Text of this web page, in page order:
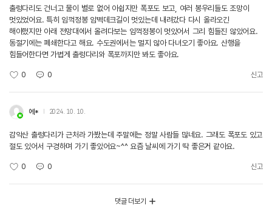
출렁다리도 건너고 물이 별로 없어 아쉽지만 폭포도 보고, 여러 봉우리들도 조망이
멋있었어요. 특히 임꺽정봉 암벽데크길이 멋있는데 내려갔다 다시 올라오긴
해야했지만 아래 전망대에서 올려다보는 임꺽정봉이 멋있어서 그리 힘들진 않았어요.
동절기에는 폐쇄한다고 해요. 수도권에서는 멀지 않아 다녀오기 좋아요. 산행을
힘들어한다면 가볍게 출렁다리와 폭포까지만 봐도 좋아요.
0 0 신고
에* 2024. 10. 10.
감악산 출렁다리가 근처라 가봤는데 주말에는 정말 사람들 많네요. 그래도 폭포도 있고
절도 있어서 구경하며 가기 좋았어요~^^ 요즘 날씨에 가기 딱 좋은거 같아요.
0 0 신고
댓글 더보기